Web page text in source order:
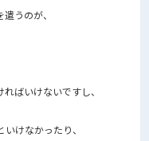
うのが、
ばいけないですし、
けなかったり、